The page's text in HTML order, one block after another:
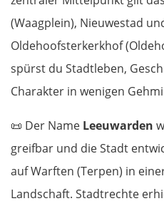
(Waagplein), Nieuwestad
Oldehoofsterkerkhof
spürst du Stadtleben,
Charakter in wenigen
📜 Der Name Leeuwarden
greifbar und die Stadt
auf Warften (Terpen) in
Landschaft. Stadtrechte